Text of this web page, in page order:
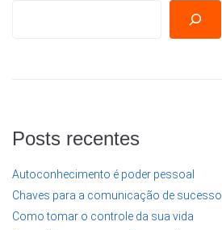
Posts recentes
Autoconhecimento é poder pessoal
Chaves para a comunicação de sucesso
Como tomar o controle da sua vida